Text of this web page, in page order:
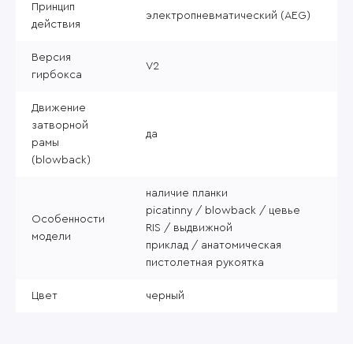
Принцип
действия
электропневматический (AEG)
Версия
гирбокса
V2
Движение
затворной
рамы
(blowback)
да
Особенности
модели
наличие планки
picatinny / blowback / цевье
RIS / выдвижной
приклад / анатомическая
пистолетная рукоятка
Цвет черный